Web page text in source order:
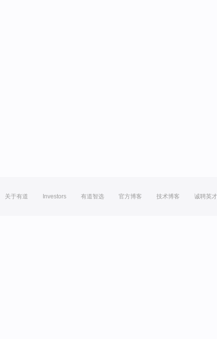
关于有道 Investors 有道智选 官方博客 技术博客 诚聘英才